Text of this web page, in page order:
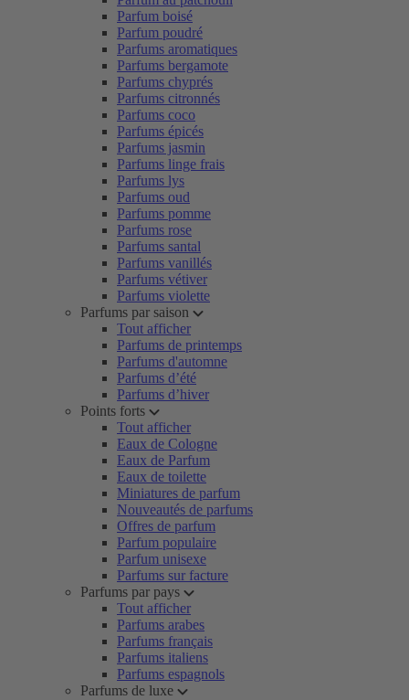
Parfum boisé
Parfum poudré
Parfums aromatiques
Parfums bergamote
Parfums chyprés
Parfums citronnés
Parfums coco
Parfums épicés
Parfums jasmin
Parfums linge frais
Parfums lys
Parfums oud
Parfums pomme
Parfums rose
Parfums santal
Parfums vanillés
Parfums vétiver
Parfums violette
Parfums par saison
Tout afficher
Parfums de printemps
Parfums d'automne
Parfums d’été
Parfums d’hiver
Points forts
Tout afficher
Eaux de Cologne
Eaux de Parfum
Eaux de toilette
Miniatures de parfum
Nouveautés de parfums
Offres de parfum
Parfum populaire
Parfum unisexe
Parfums sur facture
Parfums par pays
Tout afficher
Parfums arabes
Parfums français
Parfums italiens
Parfums espagnols
Parfums de luxe